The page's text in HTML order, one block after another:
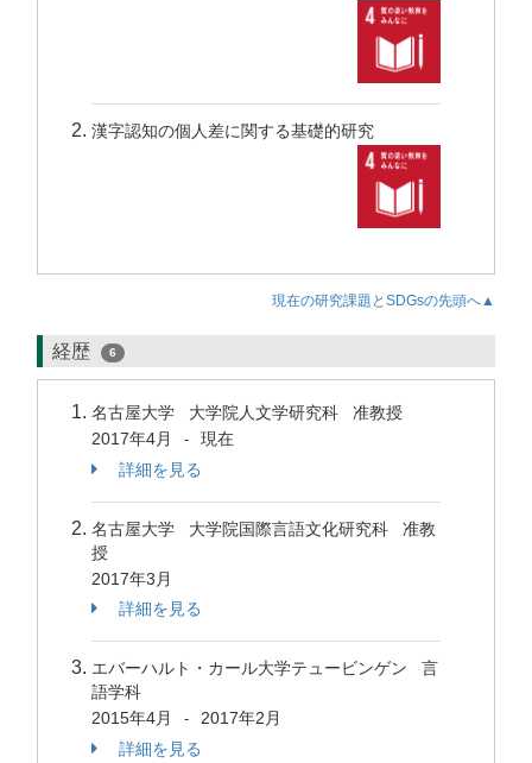
漢字認知の個人差に関する基礎的研究
現在の研究課題とSDGsの先頭へ▲
経歴 6
名古屋大学 大学院人文学研究科 准教授
2017年4月
-
現在
詳細を見る
名古屋大学 大学院国際言語文化研究科 准教
授
2017年3月
詳細を見る
エバーハルト・カール大学テュービンゲン 言
語学科
2015年4月
-
2017年2月
詳細を見る